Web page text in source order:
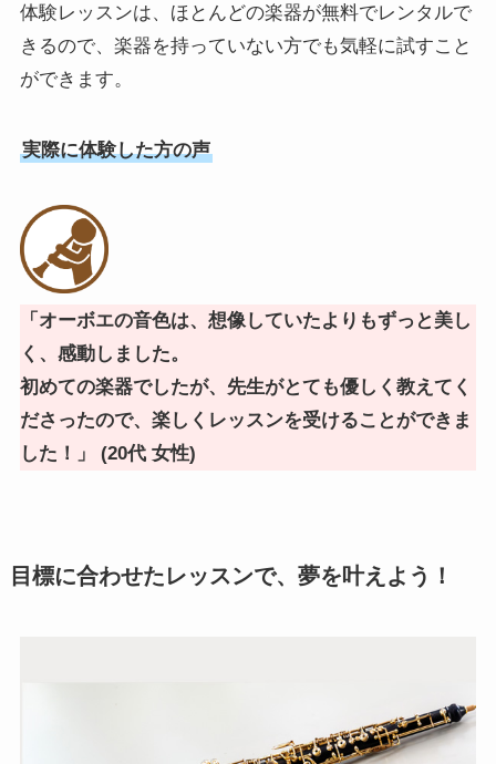
体験レッスンは、ほとんどの楽器が無料でレンタルで
きるので、楽器を持っていない方でも気軽に試すこと
ができます。
実際に体験した方の声
「オーボエの音色は、想像していたよりもずっと美し
く、感動しました。
初めての楽器でしたが、先生がとても優しく教えてく
ださったので、楽しくレッスンを受けることができま
した！」 (20代 女性)
目標に合わせたレッスンで、夢を叶えよう！